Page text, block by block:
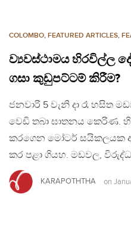
COLOMBO, FEATURED ARTICLES,
ව්‍යවස්ථාමය හිරවිල්ල
ගසා කුඩුපට්ටම් කිරීම?
ජනවාරි 5 වැනි දා රෑ හසිත
වෙඩි තබා ඝාතනය
කරගෙන මෝටර් සයිකලයක
කර පළා ගියහ. මඩවල,
KARAPOTHTHA on